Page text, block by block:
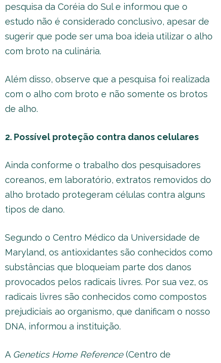
pesquisa da Coréia do Sul e informou que o
estudo não é considerado conclusivo, apesar de
sugerir que pode ser uma boa ideia utilizar o alho
com broto na culinária.
Além disso, observe que a pesquisa foi realizada
com o alho com broto e não somente os brotos
de alho.
2. Possível proteção contra danos celulares
Ainda conforme o trabalho dos pesquisadores
coreanos, em laboratório, extratos removidos do
alho brotado protegeram células contra alguns
tipos de dano.
Segundo o Centro Médico da Universidade de
Maryland, os antioxidantes são conhecidos como
substâncias que bloqueiam parte dos danos
provocados pelos radicais livres. Por sua vez, os
radicais livres são conhecidos como compostos
prejudiciais ao organismo, que danificam o nosso
DNA, informou a instituição.
A Genetics Home Reference(Centro de